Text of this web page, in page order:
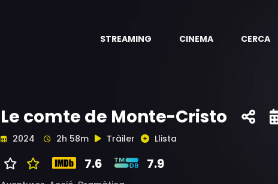
STREAMING CINEMA CERCA
Le comte de Monte-Cristo
2024 2h 58m Tràiler Llista
7.6 7.9